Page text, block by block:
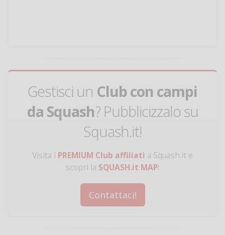
Gestisci un Club con campi
da Squash? Pubblicizzalo su
Squash.it!
Visita i PREMIUM Club affiliati a Squash.it e
scopri la SQUASH.it MAP!
Contattaci!